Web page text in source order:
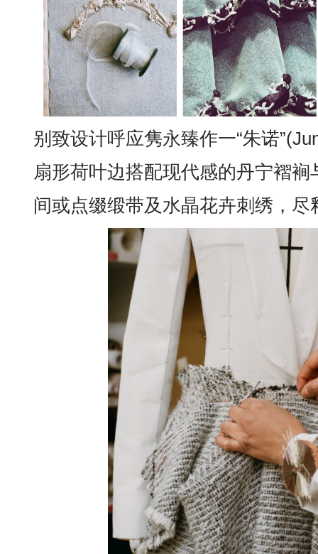
别致设计呼应隽永臻作一“朱诺
扇形荷叶边搭配现代感的丹宁褶裥
间或点缀缎带及水晶花卉刺绣，尽